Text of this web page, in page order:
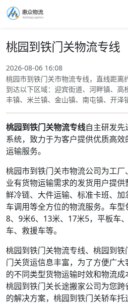
桃园到铁门关物流专线
2026-08-06 16:08
桃园市到铁门关市物流专线，直线距离
到达以下区域：迎宾街道、河畔镇、高
丰镇、米兰镇、金山镇、南屯镇、开泽
桃园到铁门关物流专线自主研发
系统，致力于为客户提供优质高效
运输服务。
桃园市到铁门关市物流公司为工
业有货物运输需求的发货用户提
鲜冷链、大件运输、标准卡班、
车调用等全方位的物流服务。车
8、9米6、13米、17米5，平板车
车、救援车等。
桃园到铁门关物流专线、桃园到
门关货运信息丰富，为了方便广
的不同类型货物运输时效和物流成
桃园到铁门关长途搬家公司为您
的解决方案，桃园到铁门关轿车